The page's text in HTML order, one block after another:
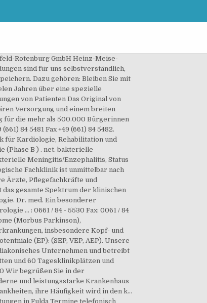
temporäre Anstellung • Konkurrenzfähiges Gehalt • Job-Mail-Service • Jobs als: Neurologie - jetzt finden! Pacelliallee 4, 36043 FuldaAnfahrt planen. Fax: (0661) 84 - 5013, Wir verwenden Cookies um die Benutzerführung auf unserer Website zu verbessern und deinen Besuch effizienter zu machen. Die Pneumologie (Lungenheilkunde; griechisch pneumon Lunge) ist ein Teilgebiet der Inneren Medizin, das sich mit der Behandlung von akuten und chronischen Erkrankungen der Lunge und der Atemwege beschäftigt. Die etwa 42.953 stationären und 51.200 ambulanten Patienten pro Jahr werden von rund 384 Ärzten und 1.163 Pflegekräften versorgt. Herz-Kreislauf-Zentrum Klinikum Hersfeld-Rotenburg GmbH Heinz-Meise-Straße 100 36199 Rotenburg a. d. Fulda Neurologie. Wir möchten Ihnen unser Team vorstellen und Ihnen einen persönlichen Eindruck der Fachärzte der Klinik verschaffen. Wachstation mit 6 Betten: Die intensivmedizinische Behandlung von Erkrankungen, im Rahmen derer noch keine kÃ¼nstlichen Beatmung durchgefÃ¼hrt werden muss (epileptische AnfÃ¤lle, Herpes-Enzephalitis, BewusstseinstrÃ¼bung ungeklÃ¤rter Ãtiologie, Polyneuritis) wird auf der Wachstation sichergestellt. Die Bewertungen von Herzchirurgie von Klinikum Fulda gAG in 36043 Fulda! Vereinbaren Sie einen Termin mit Klinikum Fulda gAG - Abteilung für Neurologie mit Schwerpunkt Schlaganfallpatienten - Stroke Units: Klinik, Kassenpatienten, Privatpatienten und Selbstzahler. Ein besonderer Schwerpunkt der Klinik liegt in der strukturierten Weiterbildung von Assistenzärzten auf dem Weg zum Facharzt für Neurologie oder Psychiatrie. Mit mehr als 1.000 Betten in der stationären Versorgung und einem breiten Angebot an spezialisierten Sprechstunden sowie Ambulanzen stellt es die qualitativ hochwertige medizinische Versorgung für … Auszeichnungen Fachabteilungen Krankenhaus im Vergleich Pflege Service. Facharztausbildung Neurologie am Klinikum Fulda . Intensivneurologie: 10 Betten interdisziplinÃ¤re Intensivstation; Leitung durch die Medizinische Klinik I (Direktor: Prof. Dr. med. Bleiben Sie mit uns in Kontakt - Ihre Fragen und Anregungen sind uns wichtig! Aktuelle Stellenangebote bei Klinikum Fulda gAG! 06621 / 88-92267